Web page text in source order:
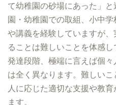
て幼稚園の砂場にあった」
園・幼稚園での取組、小中
や講義を経験していますが
ることは難しいことを体感
発達段階、極端に言えば個
は全く異なります。難しい
人に応じた適切な支援や教
ます。